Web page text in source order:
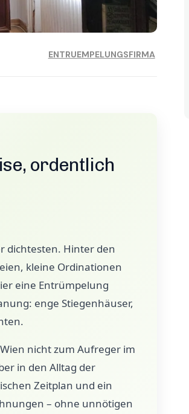
ENTRUEMPELUNGSFIRMA
ordentlich
dichtesten. Hinter den
kleine Ordinationen
eine Entrümpelung
enge Stiegenhäuser,
nicht zum Aufreger im
in den Alltag der
Zeitplan und ein
– ohne unnötigen